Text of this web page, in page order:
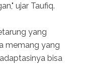
ujar Taufiq.
yang
memang yang
bisa